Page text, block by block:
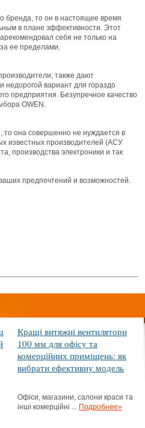
бренда, то он в настоящее время
в плане эффективности. Этот
себя не только на
ее пределами.
также дают
недорогой вариант для гораздо
предприятия. Безупречное качество
OWEN.
то она совершенно не нуждается в
известных производителей (АСУ
производства электроники и так
предпочтений и возможностей.
Кращі витяжні вентилятори
100 мм для офісу та
комерційних приміщень: як
вибрати ефективну модель
Офіси, магазини, салони краси та
інші комерційні ... Подробнее»